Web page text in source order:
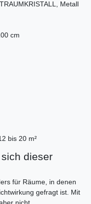
Metall
cm
bis 20 m²
dieser
für Räume, in denen
gefragt ist. Mit
nicht